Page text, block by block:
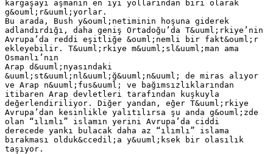
kargaşayı aşmanın en iyi yollarından biri olarak
g&ouml;r&uuml;yorlar.
Bu arada, Bush y&ouml;netiminin hoşuna giderek
adlandırdığı, daha geniş Ortadoğu’da T&uuml;rkiye’nin
Avrupa’da reddi eşitliğe &ouml;nemli bir fakt&ouml;r
ekleyebilir. T&uuml;rkiye m&uuml;sl&uuml;man ama
Osmanlı’nın
Arap d&uuml;nyasındaki
&uuml;st&uuml;nl&uuml;ğ&uuml;n&uuml; de miras alıyor
ve Arap n&uuml;fus&uuml; ve bağımsızlıklarından
itibaren Arap devletleri tarafından kuşkuyla
değerlendiriliyor. Diğer yandan, eğer T&uuml;rkiye
Avrupa’dan kesinlikle yalıtılırsa şu anda g&ouml;zde
olan “ılımlı” islamın yerini Avrupa’da ciddi
derecede yankı bulacak daha az “ılımlı” islama
bırakması olduk&ccedil;a y&uuml;ksek bir olasılık
taşıyor.